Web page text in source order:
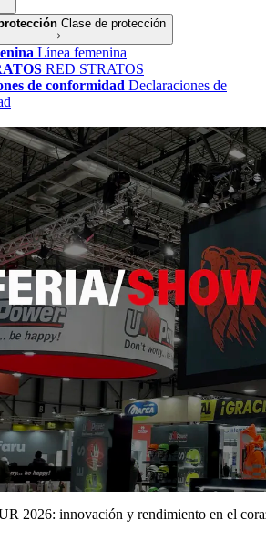
Clase de protección
Línea femenina
RED STRATOS
de conformidad Declaraciones de
2026: innovación y rendimiento en el